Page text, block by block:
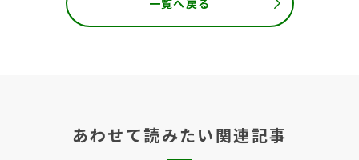
一覧へ戻る
あわせて読みたい関連記事